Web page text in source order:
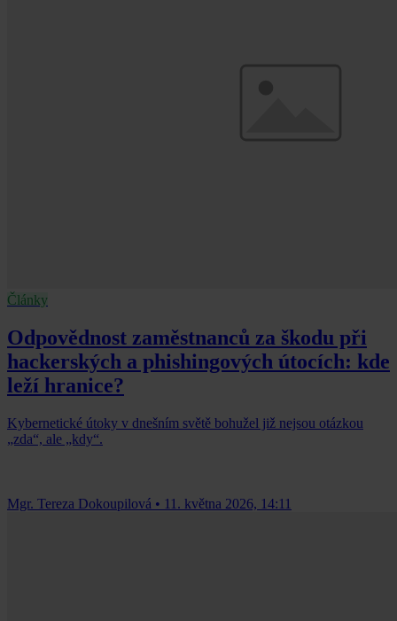
Články
Odpovědnost zaměstnanců za škodu při
hackerských a phishingových útocích: kde
leží hranice?
Kybernetické útoky v dnešním světě bohužel již nejsou otázkou
„zda“, ale „kdy“.
Mgr. Tereza Dokoupilová • 11. května 2026, 14:11